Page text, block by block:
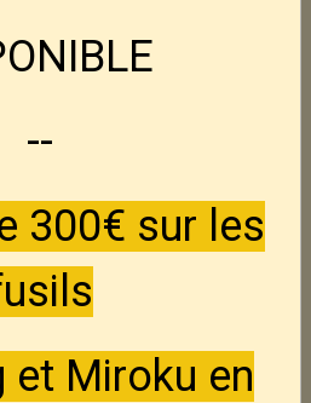
--
300€ sur les
et Miroku en